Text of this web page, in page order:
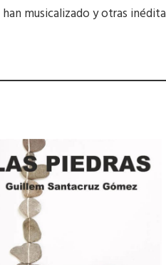
musicalizado y otras